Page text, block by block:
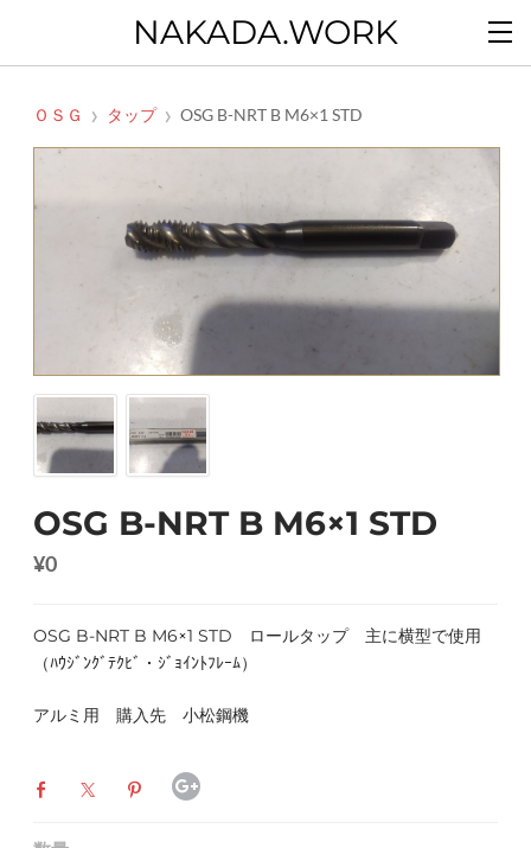
NAKADA.WORK
ＯＳＧ タップ OSG B-NRT B M6×1 STD
OSG B-NRT B M6×1 STD
¥0
OSG B-NRT B M6×1 STD ロールタップ 主に横型で使用
（ﾊｳｼﾞﾝｸﾞﾃｸﾋﾞ・ｼﾞｮｲﾝﾄﾌﾚｰﾑ）
アルミ用 購入先 小松鋼機